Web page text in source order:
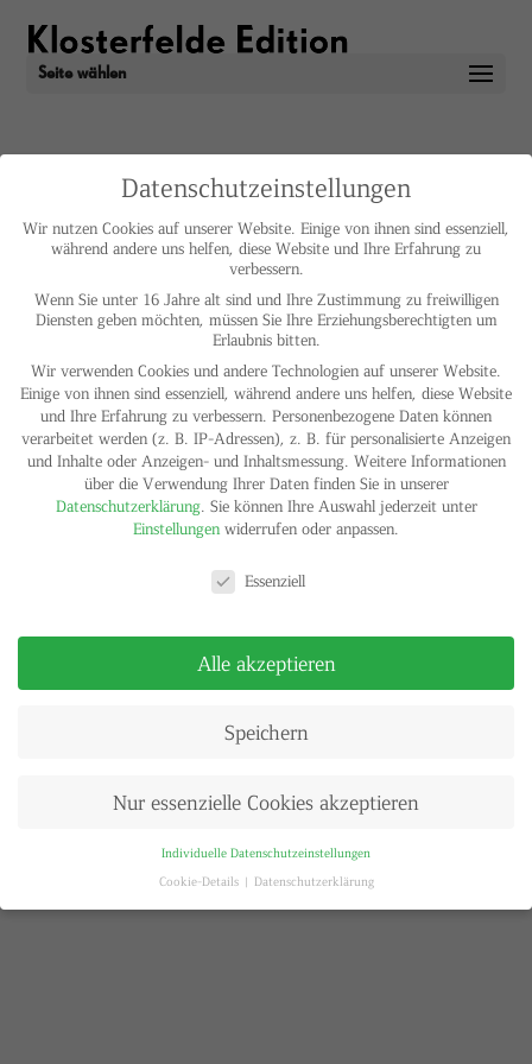
Seite wählen
Keine Ergebnisse gefunden
Die angefragte Seite konnte nicht gefunden werden. Verfeinern
Sie Ihre Suche oder verwenden Sie die Navigation oben, um den
IMPRESSUM KONTAKT DE EN
Datenschutzeinstellungen
Wir nutzen Cookies auf unserer Website. Einige von ihnen sind essenziell,
während andere uns helfen, diese Website und Ihre Erfahrung zu
verbessern.
Wenn Sie unter 16 Jahre alt sind und Ihre Zustimmung zu freiwilligen
Diensten geben möchten, müssen Sie Ihre Erziehungsberechtigten um
Erlaubnis bitten.
Wir verwenden Cookies und andere Technologien auf unserer Website.
Einige von ihnen sind essenziell, während andere uns helfen, diese Website
und Ihre Erfahrung zu verbessern. Personenbezogene Daten können
verarbeitet werden (z. B. IP-Adressen), z. B. für personalisierte Anzeigen
und Inhalte oder Anzeigen- und Inhaltsmessung. Weitere Informationen
über die Verwendung Ihrer Daten finden Sie in unserer
Datenschutzerklärung. Sie können Ihre Auswahl jederzeit unter
Einstellungen widerrufen oder anpassen.
Essenziell
Alle akzeptieren
Speichern
Nur essenzielle Cookies akzeptieren
Individuelle Datenschutzeinstellungen
Cookie-Details
Datenschutzerklärung
Datenschutzeinstellungen